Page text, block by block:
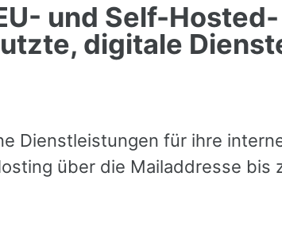
und Self-Hosted-
digitale
Dienstleistungen für ihre
über die Mailaddresse bis